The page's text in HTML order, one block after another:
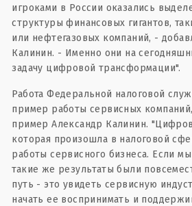
игроками в России оказались
структуры финансовых гигантов,
или нефтегазовых компаний, -
Калинин. - Именно они на
задачу цифровой трансформации".
Работа Федеральной налоговой
пример работы сервисных
пример Александр Калинин.
которая произошла в налоговой
работы сервисного бизнеса. Если
такие же результаты были
путь - это увидеть сервисную
начать ее воспринимать и